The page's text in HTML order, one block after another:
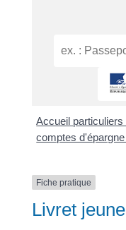
Accueil particuliers
comptes d'épargne
Fiche pratique
Livret jeune